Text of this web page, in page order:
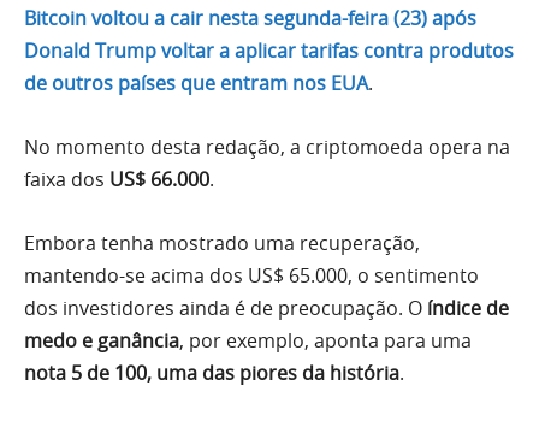
Bitcoin voltou a cair nesta segunda-feira (23) após
Donald Trump voltar a aplicar tarifas contra produtos
de outros países que entram nos EUA.
No momento desta redação, a criptomoeda opera na
faixa dos US$ 66.000.
Embora tenha mostrado uma recuperação,
mantendo-se acima dos US$ 65.000, o sentimento
dos investidores ainda é de preocupação. O índice de
medo e ganância, por exemplo, aponta para uma
nota 5 de 100, uma das piores da história.